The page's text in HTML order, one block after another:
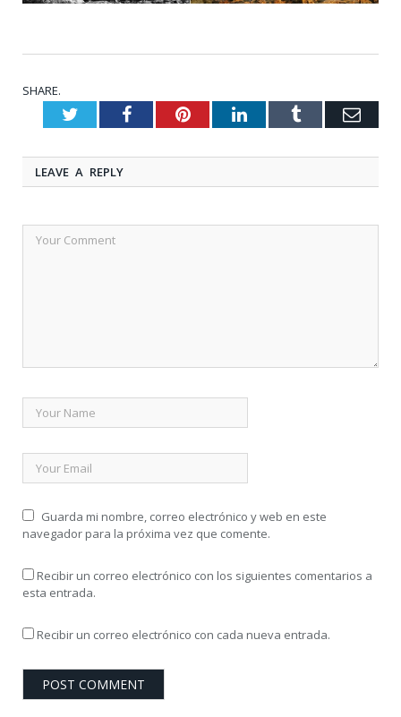
SHARE.
TwitterFacebookPinterestLinkedInTumblr
LEAVE A REPLY
Guarda mi nombre, correo electrónico y web en este
navegador para la próxima vez que comente.
Recibir un correo electrónico con los siguientes comentarios a
esta entrada.
Recibir un correo electrónico con cada nueva entrada.